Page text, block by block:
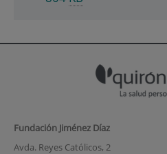
Fundación Jiménez Díaz
Avda. Reyes Católicos, 2